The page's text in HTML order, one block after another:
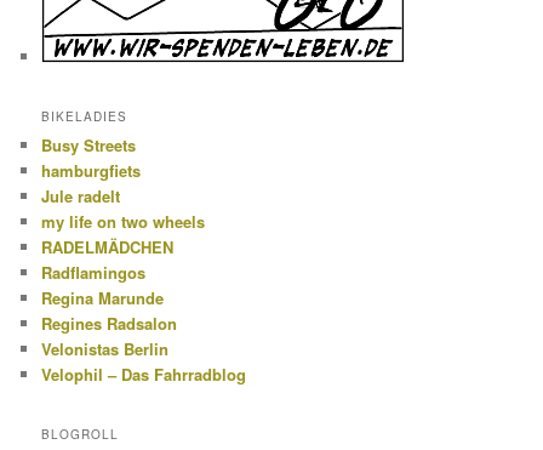
BIKELADIES
Busy Streets
hamburgfiets
Jule radelt
my life on two wheels
RADELMÄDCHEN
Radflamingos
Regina Marunde
Regines Radsalon
Velonistas Berlin
Velophil – Das Fahrradblog
BLOGROLL